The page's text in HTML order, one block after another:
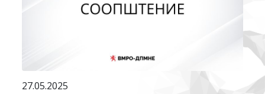
27.05.2025